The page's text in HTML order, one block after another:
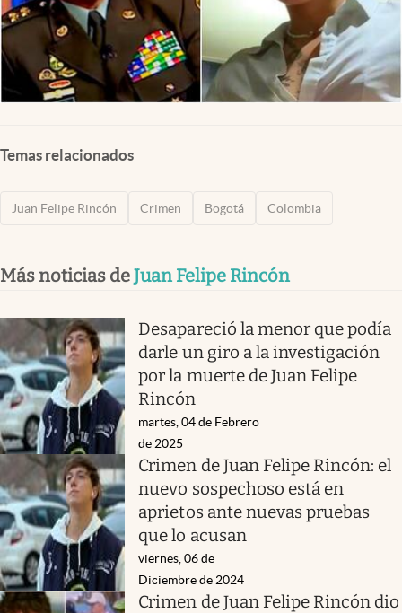
Temas relacionados
Juan Felipe Rincón Crimen Bogotá Colombia
Más noticias deJuan Felipe Rincón
Desapareció la menor que podía
darle un giro a la investigación
por la muerte de Juan Felipe
Rincón
martes, 04 de Febrero
de 2025
Crimen de Juan Felipe Rincón: el
nuevo sospechoso está en
aprietos ante nuevas pruebas
que lo acusan
viernes, 06 de
Diciembre de 2024
Crimen de Juan Felipe Rincón dio